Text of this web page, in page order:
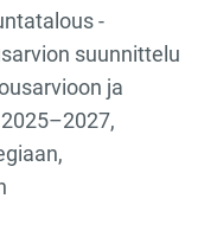
-
suunnittelu
ja